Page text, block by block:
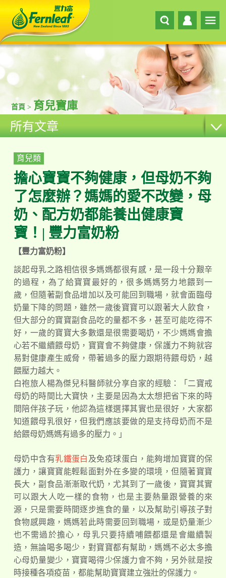
首頁 > 育兒寶庫
所有文章
育兒類
擔心寶寶不夠健康，但母奶不夠
了怎麼辦？媽媽的愛不改變，母
奶、配方奶都能養出健康寶
寶！| 豐力富奶粉
【豐力富奶粉】
談起母乳之路相信很多媽媽都很有感，是一段十分艱辛
的過程，為了給寶寶最好的，很多媽媽努力地餵到一
歲，但隨著副食品增加以及可能回到職場，就會面臨母
奶量下降的問題，雖然一歲後寶寶可以跟著大人飲食，
但大部分的寶寶副食品吃的量都不多，甚至可能吃得不
好，一歲的寶寶大多數還是很需要喝奶，不少媽媽會擔
心若不繼續餵母奶，寶寶會不夠健康，保護力不夠就容
易對健康產生威脅，帶著過多的壓力跟期待餵母奶，越
餵壓力越大。
白袍旅人楊為傑兒科醫師就分享自家的經驗：「二寶戒
母奶的時間比大寶快，主要是因為太太想把省下來的時
間陪伴孩子玩，他認為這樣選擇其實也是很好，大家都
知道餵母乳很好，但我們應該要做的是支持母奶而不是
給餵母奶媽媽有過多的壓力。」
母奶中含有乳鐵蛋白 及免疫球蛋白，能夠增加寶寶的保
護力，讓寶寶能輕鬆面對外在多變的環境，但隨著寶寶
長大，副食品漸漸取代奶，尤其到了一歲後，寶寶其實
可以跟大人吃一樣的食物，也是主要熱量跟營養的來
源，只是需要時間逐步進食的量，以及幫助引導孩子對
食物感興趣，媽媽若此時需要回到職場，或是奶量漸少
也不需過於擔心，母乳只要持續哺餵都還是會繼續製
造，無論喝多喝少，對寶寶都有幫助，媽媽不必太多擔
心母奶量變少，寶寶喝得少保護力會不夠，另外就是按
時接種各項疫苗，都能幫助寶寶建立強壯的保護力。